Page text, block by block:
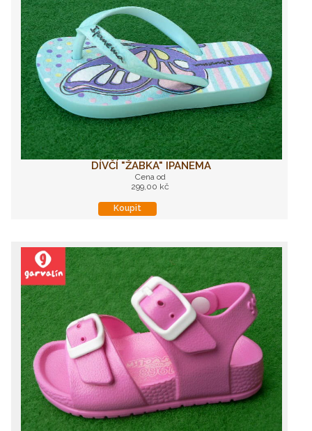
DÍVČÍ "ŽABKA" IPANEMA
Cena od
299,00 kč
Koupit